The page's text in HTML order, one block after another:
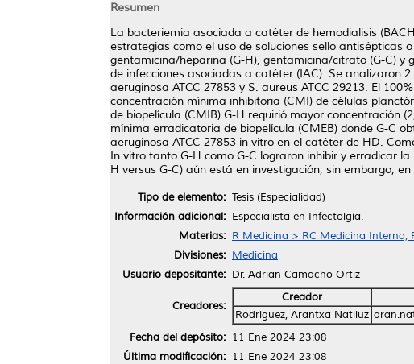
Resumen
La bacteriemia asociada a catéter de hemodialisis
estrategias como el uso de soluciones sello antisépticas
gentamicina/heparina (G-H), gentamicina/citrato (G-C) y
de infecciones asociadas a catéter (IAC). Se analizaron
aeruginosa ATCC 27853 y S. aureus ATCC 29213. El
concentración mínima inhibitoria (CMI) de células
de biopelícula (CMIB) G-H requirió mayor concentración
mínima erradicatoria de biopelícula (CMEB) donde G-C
aeruginosa ATCC 27853 in vitro en el catéter de HD.
In vitro tanto G-H como G-C lograron inhibir y erradicar
H versus G-C) aún está en investigación, sin embargo,
Tipo de elemento: Tesis (Especialidad)
Información adicional: Especialista en Infectolgìa.
Materias: R Medicina > RC Medicina Interna,
Divisiones: Medicina
Usuario depositante: Dr. Adrian Camacho Ortiz
Creadores:
Creador
Rodriguez, Arantxa Natiluz
Fecha del depósito: 11 Ene 2024 23:08
Última modificación: 11 Ene 2024 23:08